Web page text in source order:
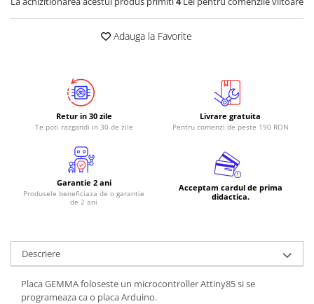
Adauga la Favorite
Retur in 30 zile
Te poti razgandi in 30 de zile
Livrare gratuita
Pentru comenzi de peste 190 RON
Garantie 2 ani
Produsele beneficiaza de o garantie
de 2 ani
Acceptam cardul de prima
didactica.
Descriere
Placa GEMMA foloseste un microcontroller Attiny85 si se
programeaza ca o placa Arduino.